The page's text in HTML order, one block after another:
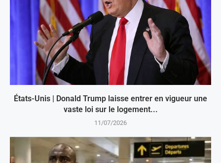
États-Unis | Donald Trump laisse entrer en vigueur une
vaste loi sur le logement...
11/07/2026